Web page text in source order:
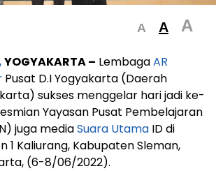
A A A
YOGYAKARTA – LembagaAR
Pusat D.I Yogyakarta (Daerah
sukses menggelar hari jadi ke-
Yayasan Pusat Pembelajaran
juga mediaSuara Utama ID di
1 Kaliurang, Kabupaten Sleman,
(6-8/06/2022).